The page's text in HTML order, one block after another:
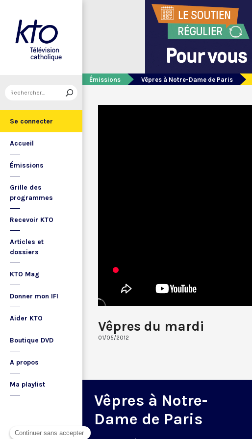
Se connecter
Accueil
Émissions
Grille des
programmes
Recevoir KTO
Articles et
dossiers
KTO Mag
Donner mon IFI
Aider KTO
Boutique DVD
A propos
Ma playlist
Émissions Vêpres à Notre-Dame de Paris
Vêpres du mardi
01/05/2012
Vêpres à Notre-
Dame de Paris